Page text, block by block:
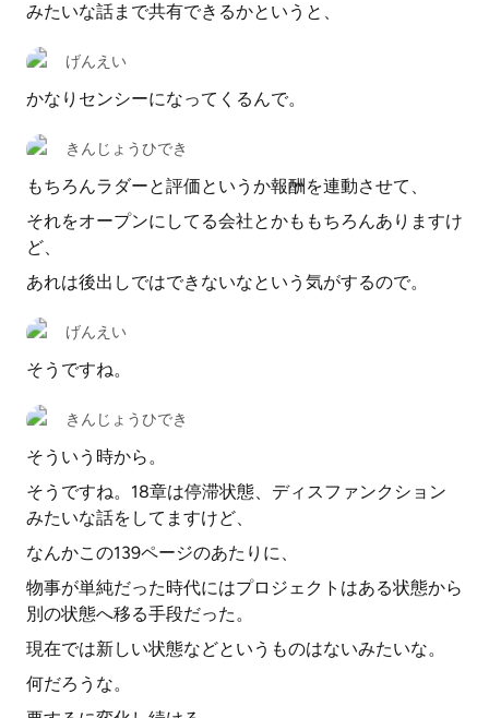
みたいな話まで共有できるかというと、
げんえい
かなりセンシーになってくるんで。
きんじょうひでき
もちろんラダーと評価というか報酬を連動させて、
それをオープンにしてる会社とかももちろんありますけ
ど、
あれは後出しではできないなという気がするので。
げんえい
そうですね。
きんじょうひでき
そういう時から。
そうですね。18章は停滞状態、ディスファンクション
みたいな話をしてますけど、
なんかこの139ページのあたりに、
物事が単純だった時代にはプロジェクトはある状態から
別の状態へ移る手段だった。
現在では新しい状態などというものはないみたいな。
何だろうな。